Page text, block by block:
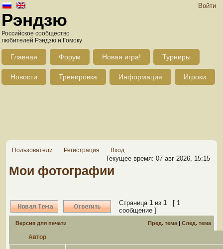
Войти
Рэндзю
Российское сообщество
любителей Рэндзю и Гомоку
Главная Форум Новая игра! Турниры
Новости Тренировка Информация Игроки
Пользователи Регистрация Вход
Текущее время: 07 авг 2026, 15:15
Мои фотографии
Страница 1 из 1 [ 1
сообщение ]
Версия для печати Пред. тема | След. тема
Автор